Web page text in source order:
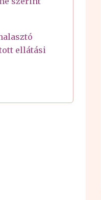
ellátási